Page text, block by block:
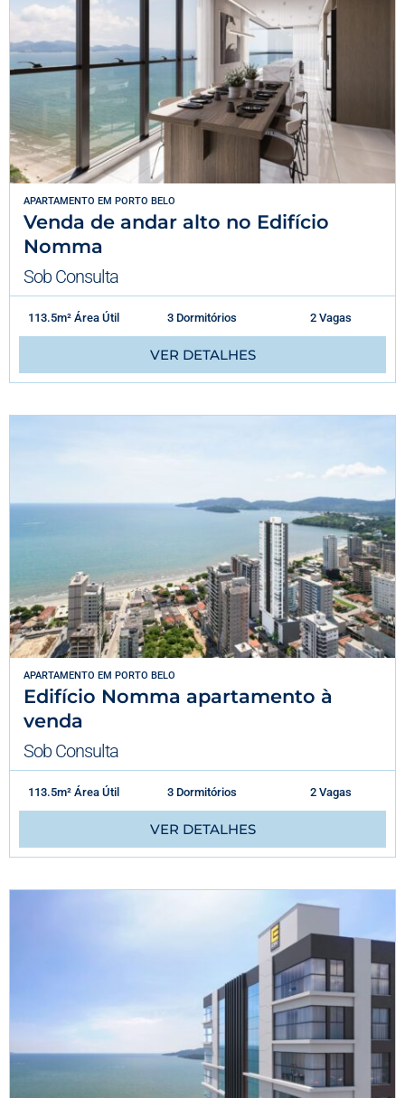
APARTAMENTO EM PORTO BELO
Venda de andar alto no Edifício
Nomma
Sob Consulta
113.5m² Área Útil 3 Dormitórios 2 Vagas
VER DETALHES
APARTAMENTO EM PORTO BELO
Edifício Nomma apartamento à
venda
Sob Consulta
113.5m² Área Útil 3 Dormitórios 2 Vagas
VER DETALHES